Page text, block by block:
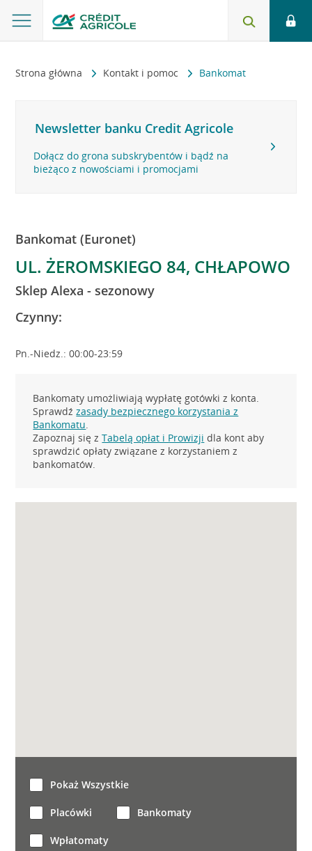
Strona główna Kontakt i pomoc Bankomat
Newsletter banku Credit Agricole
Dołącz do grona subskrybentów i bądź na
bieżąco z nowościami i promocjami
Bankomat (Euronet)
UL. ŻEROMSKIEGO 84, CHŁAPOWO
Sklep Alexa - sezonowy
Czynny:
Pn.-Niedz.: 00:00-23:59
Bankomaty umożliwiają wypłatę gotówki z konta.
Sprawdźzasady bezpiecznego korzystania z
Bankomatu.
Zapoznaj się zTabelą opłat i Prowizji dla kont aby
sprawdzić opłaty związane z korzystaniem z
bankomatów.
Pokaż Wszystkie
Placówki Bankomaty
Wpłatomaty